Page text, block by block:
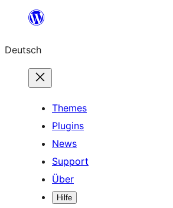
springen
Deutsch
Themes
Plugins
News
Support
Über
Hilfe